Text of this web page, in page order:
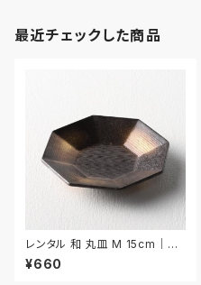
最近チェックした商品
レンタル 和 丸皿 M 15cm｜W
MM023
¥660